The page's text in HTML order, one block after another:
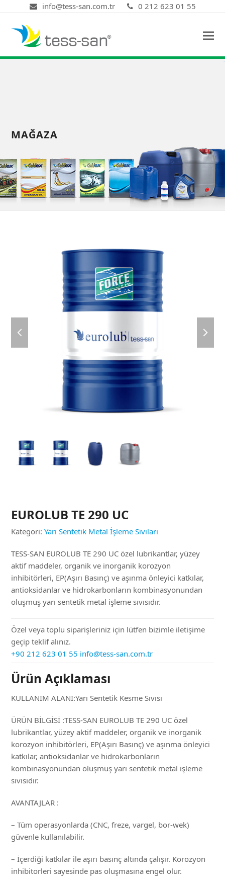
info@tess-san.com.tr 0 212 623 01 55
MAĞAZA
slide
slide
EUROLUB TE 290 UC
Kategori: Yarı Sentetik Metal İşleme Sıvıları
TESS-SAN EUROLUB TE 290 UC özel lubrikantlar, yüzey
aktif maddeler, organik ve inorganik korozyon
inhibitörleri, EP(Aşırı Basınç) ve aşınma önleyici katkılar,
antioksidanlar ve hidrokarbonların kombinasyonundan
oluşmuş yarı sentetik metal işleme sıvısıdır.
Özel veya toplu siparişleriniz için lütfen bizimle iletişime
geçip teklif alınız.
+90 212 623 01 55 info@tess-san.com.tr
Ürün Açıklaması
KULLANIM ALANI:Yarı Sentetik Kesme Sıvısı
ÜRÜN BİLGİSİ :TESS-SAN EUROLUB TE 290 UC özel
lubrikantlar, yüzey aktif maddeler, organik ve inorganik
korozyon inhibitörleri, EP(Aşırı Basınç) ve aşınma önleyici
katkılar, antioksidanlar ve hidrokarbonların
kombinasyonundan oluşmuş yarı sentetik metal işleme
sıvısıdır.
AVANTAJLAR :
– Tüm operasyonlarda (CNC, freze, vargel, bor-wek)
güvenle kullanılabilir.
– İçerdiği katkılar ile aşırı basınç altında çalışır. Korozyon
inhibitorleri sayesinde pas oluşmasına engel olur.